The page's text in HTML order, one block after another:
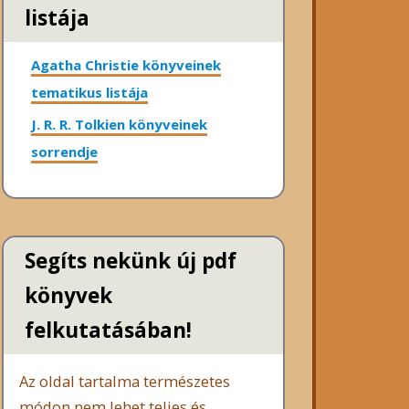
listája
Agatha Christie könyveinek
tematikus listája
J. R. R. Tolkien könyveinek
sorrendje
Segíts nekünk új pdf
könyvek
felkutatásában!
Az oldal tartalma természetes